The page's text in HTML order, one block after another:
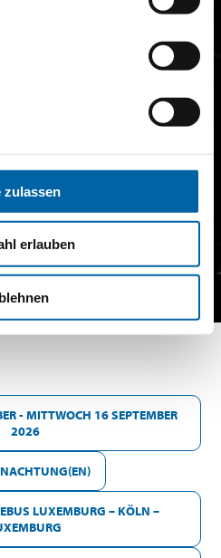
zulassen
erlauben
- MITTWOCH 16 SEPTEMBER
2026
LUXEMBURG – KÖLN –